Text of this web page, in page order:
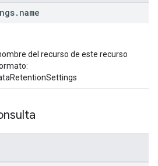
. name
del recurso de este recurso